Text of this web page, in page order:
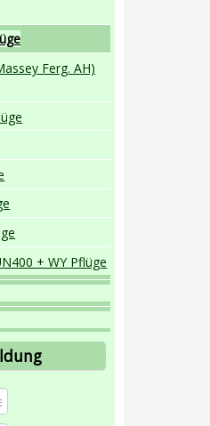
Ferg. AH)
+ WY Pflüge